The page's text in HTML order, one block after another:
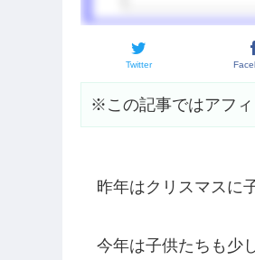
Twitter
※この記事ではアフィ
昨年はクリスマスに
今年は子供たちも少